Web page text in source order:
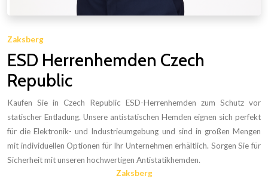
Zaksberg
ESD Herrenhemden Czech
Republic
Kaufen Sie in Czech Republic ESD-Herrenhemden zum Schutz vor
statischer Entladung. Unsere antistatischen Hemden eignen sich perfekt
für die Elektronik- und Industrieumgebung und sind in großen Mengen
mit individuellen Optionen für Ihr Unternehmen erhältlich. Sorgen Sie für
Sicherheit mit unseren hochwertigen Antistatikhemden.
Zaksberg